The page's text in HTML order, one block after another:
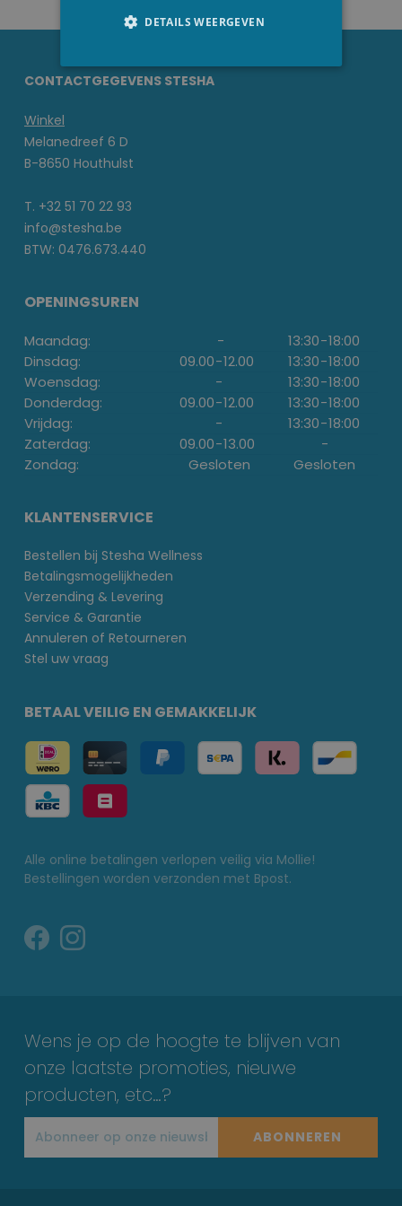
CONTACTGEGEVENS STESHA
Winkel
Melanedreef 6 D
B-8650 Houthulst
T. +32 51 70 22 93
info@stesha.be
BTW: 0476.673.440
OPENINGSUREN
Maandag: - 13:30-18:00
Dinsdag:
09.00-12.00 13:30-18:00
Woensdag:
- 13:30-18:00
Donderdag:
09.00-12.00 13:30-18:00
Vrijdag:
- 13:30-18:00
Zaterdag:
09.00-13.00
-
Zondag:
Gesloten Gesloten
KLANTENSERVICE
Bestellen bij Stesha Wellness
Betalingsmogelijkheden
Verzending & Levering
Service & Garantie
Annuleren of Retourneren
Stel uw vraag
BETAAL VEILIG EN GEMAKKELIJK
Alle online betalingen verlopen veilig via Mollie!
Bestellingen worden verzonden met Bpost.
Wens je op de hoogte te blijven van
onze laatste promoties, nieuwe
producten, etc…?
ABONNEREN
DETAILS WEERGEVEN